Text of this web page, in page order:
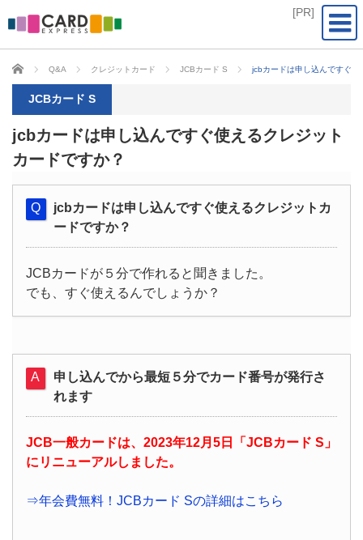
CARD EXPRESS
Q&A クレジットカード JCBカード S jcbカードは申し込んですぐ
JCBカード S
jcbカードは申し込んですぐ使えるクレジット
カードですか？
jcbカードは申し込んですぐ使えるクレジットカ
ードですか？
JCBカードが５分で作れると聞きました。
でも、すぐ使えるんでしょうか？
申し込んでから最短５分でカード番号が発行さ
れます
JCB一般カードは、2023年12月5日「JCBカード S」
にリニューアルしました。
⇒年会費無料！JCBカード Sの詳細はこちら